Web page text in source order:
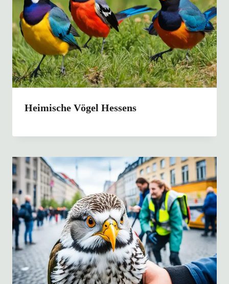
Heimische Vögel Hessens